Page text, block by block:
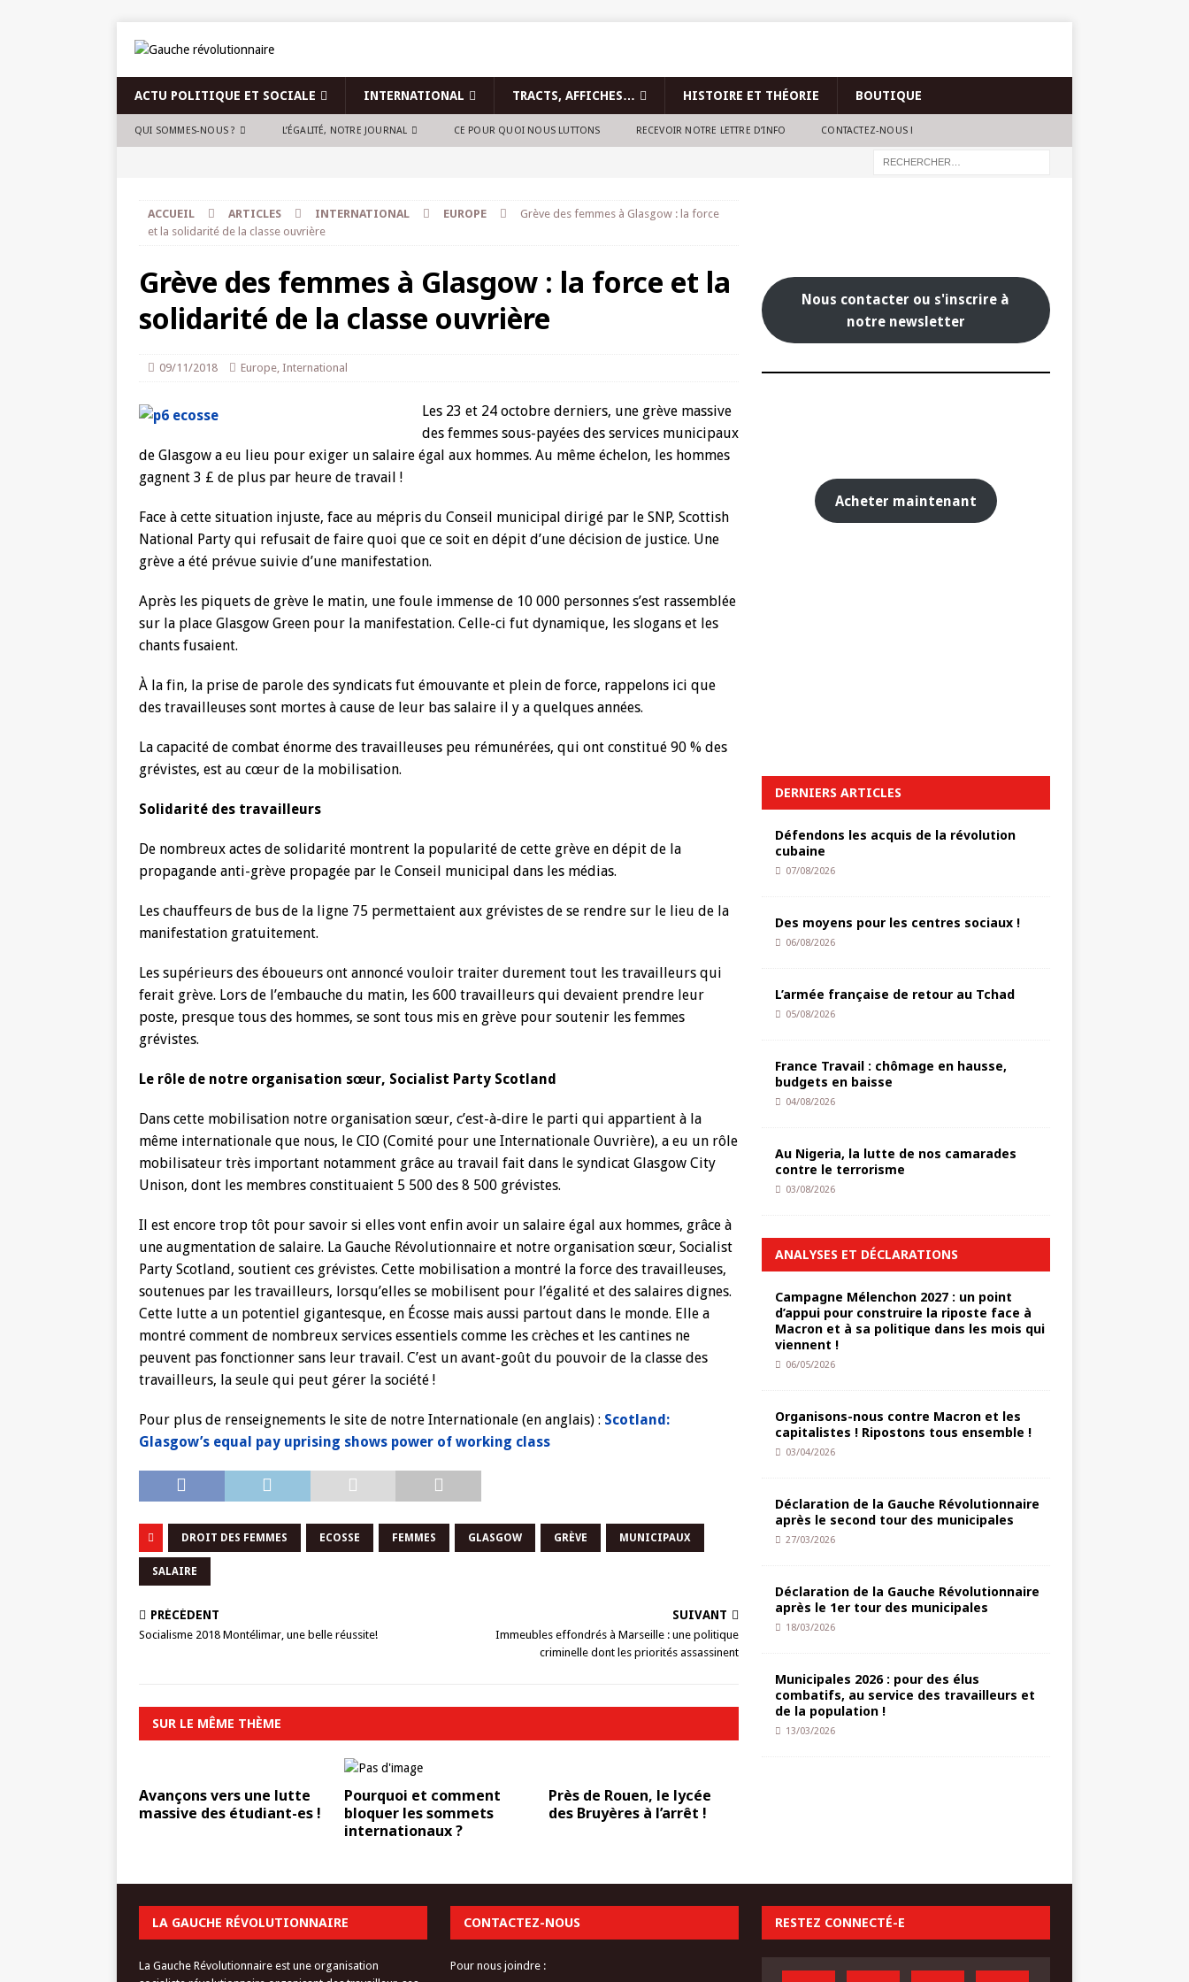
ACTU POLITIQUE ET SOCIALE INTERNATIONAL TRACTS, AFFICHES… HISTOIRE ET THÉORIE BOUTIQUE
QUI SOMMES-NOUS ? L’ÉGALITÉ, NOTRE JOURNAL CE POUR QUOI NOUS LUTTONS RECEVOIR NOTRE LETTRE D’INFO CONTACTEZ-NOUS !
ACCUEIL ARTICLES INTERNATIONAL EUROPE
Grève des femmes à Glasgow : la force
et la solidarité de la classe ouvrière
Grève des femmes à Glasgow : la force et la
solidarité de la classe ouvrière
09/11/2018 Europe, International
Les 23 et 24 octobre derniers, une grève massive
des femmes sous-payées des services municipaux
de Glasgow a eu lieu pour exiger un salaire égal aux hommes. Au même échelon, les hommes
gagnent 3 £ de plus par heure de travail !
Face à cette situation injuste, face au mépris du Conseil municipal dirigé par le SNP, Scottish
National Party qui refusait de faire quoi que ce soit en dépit d’une décision de justice. Une
grève a été prévue suivie d’une manifestation.
Après les piquets de grève le matin, une foule immense de 10 000 personnes s’est rassemblée
sur la place Glasgow Green pour la manifestation. Celle-ci fut dynamique, les slogans et les
chants fusaient.
À la fin, la prise de parole des syndicats fut émouvante et plein de force, rappelons ici que
des travailleuses sont mortes à cause de leur bas salaire il y a quelques années.
La capacité de combat énorme des travailleuses peu rémunérées, qui ont constitué 90 % des
grévistes, est au cœur de la mobilisation.
Solidarité des travailleurs
De nombreux actes de solidarité montrent la popularité de cette grève en dépit de la
propagande anti-grève propagée par le Conseil municipal dans les médias.
Les chauffeurs de bus de la ligne 75 permettaient aux grévistes de se rendre sur le lieu de la
manifestation gratuitement.
Les supérieurs des éboueurs ont annoncé vouloir traiter durement tout les travailleurs qui
ferait grève. Lors de l’embauche du matin, les 600 travailleurs qui devaient prendre leur
poste, presque tous des hommes, se sont tous mis en grève pour soutenir les femmes
grévistes.
Le rôle de notre organisation sœur, Socialist Party Scotland
Dans cette mobilisation notre organisation sœur, c’est-à-dire le parti qui appartient à la
même internationale que nous, le CIO (Comité pour une Internationale Ouvrière), a eu un rôle
mobilisateur très important notamment grâce au travail fait dans le syndicat Glasgow City
Unison, dont les membres constituaient 5 500 des 8 500 grévistes.
Il est encore trop tôt pour savoir si elles vont enfin avoir un salaire égal aux hommes, grâce à
une augmentation de salaire. La Gauche Révolutionnaire et notre organisation sœur, Socialist
Party Scotland, soutient ces grévistes. Cette mobilisation a montré la force des travailleuses,
soutenues par les travailleurs, lorsqu’elles se mobilisent pour l’égalité et des salaires dignes.
Cette lutte a un potentiel gigantesque, en Écosse mais aussi partout dans le monde. Elle a
montré comment de nombreux services essentiels comme les crèches et les cantines ne
peuvent pas fonctionner sans leur travail. C’est un avant-goût du pouvoir de la classe des
travailleurs, la seule qui peut gérer la société !
Pour plus de renseignements le site de notre Internationale (en anglais) : Scotland:
Glasgow’s equal pay uprising shows power of working class
DROIT DES FEMMES ECOSSE FEMMES GLASGOW GRÈVE MUNICIPAUX
SALAIRE
PRÉCÉDENT
Socialisme 2018 Montélimar, une belle réussite!
SUIVANT
Immeubles effondrés à Marseille : une politique
criminelle dont les priorités assassinent
SUR LE MÊME THÈME
Avançons vers une lutte
massive des étudiant-es !
Pourquoi et comment
bloquer les sommets
internationaux ?
Près de Rouen, le lycée
des Bruyères à l’arrêt !
Nous contacter ou s'inscrire à
notre newsletter
Acheter maintenant
DERNIERS ARTICLES
Défendons les acquis de la révolution
cubaine
07/08/2026
Des moyens pour les centres sociaux !
06/08/2026
L’armée française de retour au Tchad
05/08/2026
France Travail : chômage en hausse,
budgets en baisse
04/08/2026
Au Nigeria, la lutte de nos camarades
contre le terrorisme
03/08/2026
ANALYSES ET DÉCLARATIONS
Campagne Mélenchon 2027 : un point
d’appui pour construire la riposte face à
Macron et à sa politique dans les mois qui
viennent !
06/05/2026
Organisons-nous contre Macron et les
capitalistes ! Ripostons tous ensemble !
03/04/2026
Déclaration de la Gauche Révolutionnaire
après le second tour des municipales
27/03/2026
Déclaration de la Gauche Révolutionnaire
après le 1er tour des municipales
18/03/2026
Municipales 2026 : pour des élus
combatifs, au service des travailleurs et
de la population !
13/03/2026
LA GAUCHE RÉVOLUTIONNAIRE
La Gauche Révolutionnaire est une organisation
CONTACTEZ-NOUS
Pour nous joindre :
RESTEZ CONNECTÉ-E